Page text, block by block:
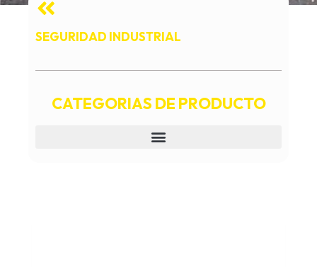
SEGURIDAD INDUSTRIAL
CATEGORIAS DE PRODUCTO